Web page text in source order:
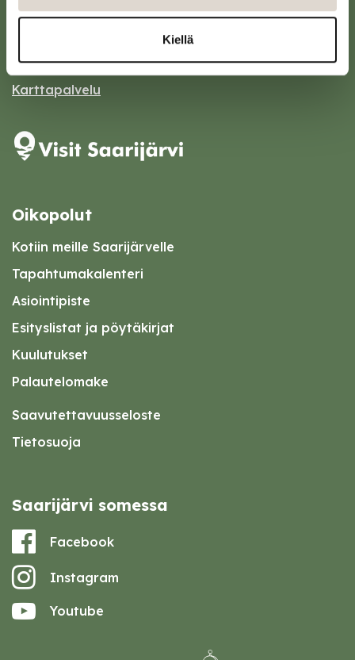
Kiellä
Sivulantie 11, PL 13
kirjaamo@saarijarvi.fi
Karttapalvelu
Oikopolut
Kotiin meille Saarijärvelle
Tapahtumakalenteri
Asiointipiste
Esityslistat ja pöytäkirjat
Kuulutukset
Palautelomake
Saavutettavuusseloste
Tietosuoja
Saarijärvi somessa
Facebook
Instagram
Youtube